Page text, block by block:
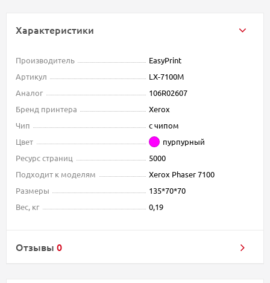
Характеристики
Производитель
EasyPrint
Артикул
LX-7100M
Аналог
106R02607
Бренд принтера
Xerox
Чип
с чипом
Цвет
пурпурный
Ресурс страниц
5000
Подходит к моделям
Xerox Phaser 7100
Размеры
135*70*70
Вес, кг
0,19
Отзывы 0